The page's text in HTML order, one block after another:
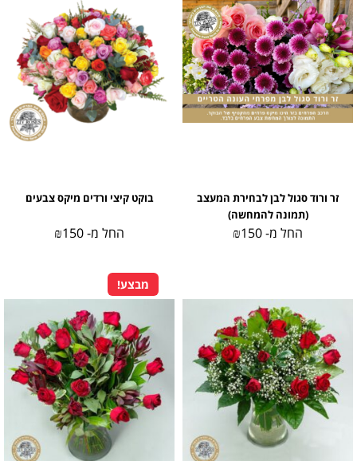
זר ורוד סגול לבן לבחירת המעצב
(תמונה להמחשה)
החל מ- ₪150
בוקט קיצי ורדים מיקס צבעים
החל מ- ₪150
מבצע!